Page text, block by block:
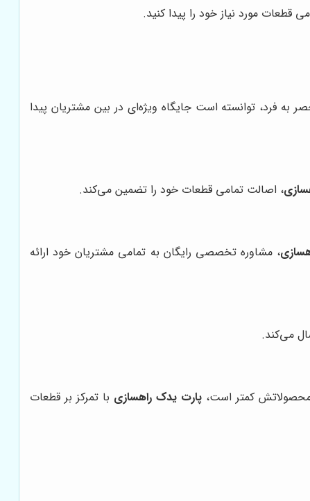
قطعات مورد نیاز خود را پیدا کنید.
به فرد، توانسته است جایگاه ویژه‌ای در بین مشتریان پیدا
، اصالت تمامی قطعات خود را تضمین می‌کند.
، مشاوره تخصصی رایگان به تمامی مشتریان خود ارائه
می‌کند.
محصولاتش کمتر است، پارت یدک راهسازی با تمرکز بر قطعات